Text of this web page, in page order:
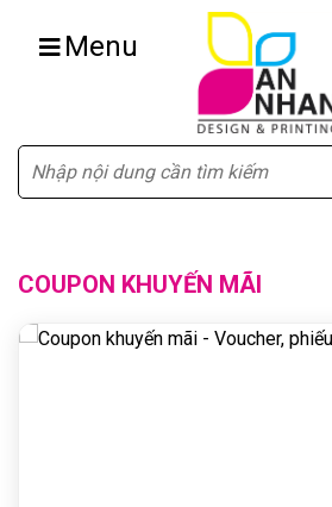
Menu
COUPON KHUYẾN MÃI